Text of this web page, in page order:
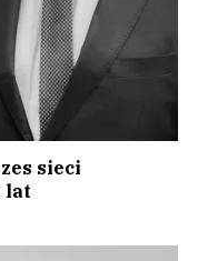
sieci
lat